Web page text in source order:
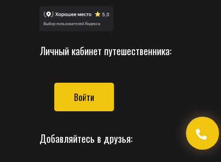
Личный кабинет путешественника:
Войти
Добавляйтесь в друзья: